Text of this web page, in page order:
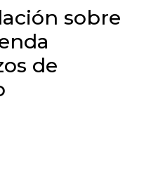
sobre
de